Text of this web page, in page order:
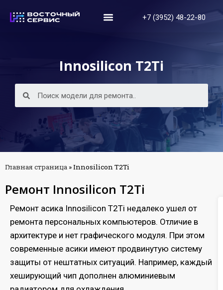
+7 (3952) 48-22-80
Innosilicon T2Ti
Главная страница »Innosilicon T2Ti
Ремонт Innosilicon T2Ti
Ремонт асика Innosilicon T2Ti недалеко ушел от
ремонта персональных компьютеров. Отличие в
архитектуре и нет графического модуля. При этом
современные асики имеют продвинутую систему
защиты от нештатных ситуаций. Например, каждый
хеширующий чип дополнен алюминиевым